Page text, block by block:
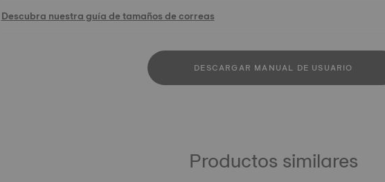
Descubra nuestra guía de tamaños de correas
DESCARGAR MANUAL DE USUARIO
Productos similares